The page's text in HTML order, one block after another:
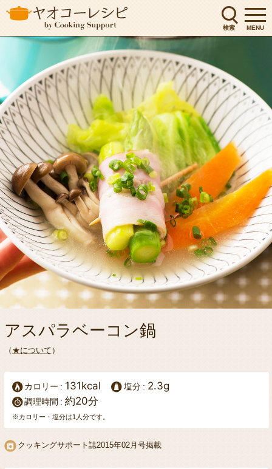
検索 MENU
アスパラベーコン鍋
（ ★について ）
カロリー 131kcal 塩分 2.3g
調理時間 約20分
※カロリー・塩分は1人分です。
クッキングサポート誌2015年02月号掲載